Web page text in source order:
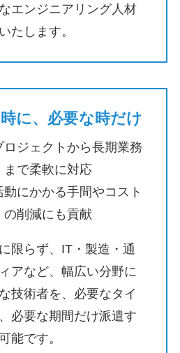
エンジニアリング人材
たします。
に、必要な時だけ
ロジェクトから長期業務
まで柔軟に対応
動にかかる手間やコスト
の削減にも貢献
限らず、IT・製造・通
アなど、幅広い分野に
技術者を、必要なタイ
必要な期間だけ派遣す
能です。